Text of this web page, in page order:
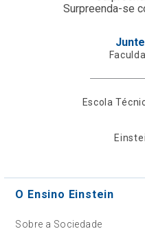
Surpreenda-se
Escola
O Ensino Einstein
Sobre a Sociedade